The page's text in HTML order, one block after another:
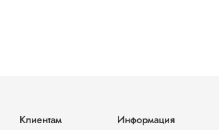
Клиентам
Информация